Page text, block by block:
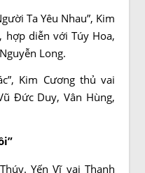
Ta Yêu Nhau”, Kim
hợp diễn với Túy Hoa,
Long.
Kim Cương thủ vai
Đức Duy, Vân Hùng,
Yến Vĩ vai Thanh